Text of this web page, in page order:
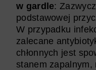
w gardle:
podstawowej
W przypadku
zalecane
chłonnych jest
stanem zapalnym,